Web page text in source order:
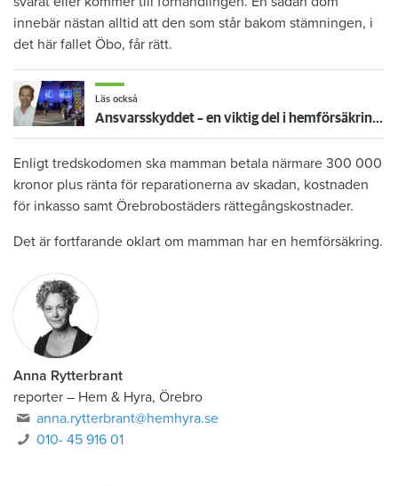
innebär nästan alltid att den som står bakom stämningen, i
det här fallet Öbo, får rätt.
Läs också
Ansvarsskyddet – en viktig del i hemförsäkringen
Enligt tredskodomen ska mamman betala närmare 300 000
kronor plus ränta för reparationerna av skadan, kostnaden
för inkasso samt Örebrobostäders rättegångskostnader.
Det är fortfarande oklart om mamman har en hemförsäkring.
Anna Rytterbrant
reporter – Hem & Hyra, Örebro
anna.rytterbrant@hemhyra.se
010- 45 916 01